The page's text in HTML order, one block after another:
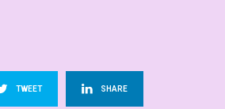
TWEET SHARE